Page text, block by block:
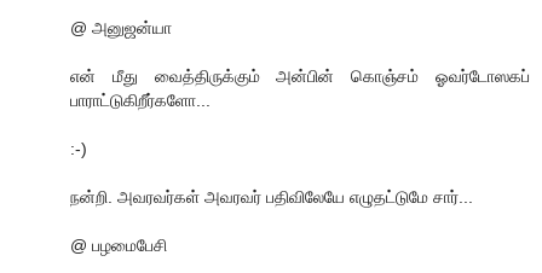
@ அனுஜன்யா
என் மீது வைத்திருக்கும் அன்பின் கொஞ்சம் ஓவர்டோஸகப்
பாராட்டுகிறீர்களோ...
:-)
நன்றி. அவரவர்கள் அவரவர் பதிவிலேயே எழுதட்டுமே சார்...
@ பழமைபேசி